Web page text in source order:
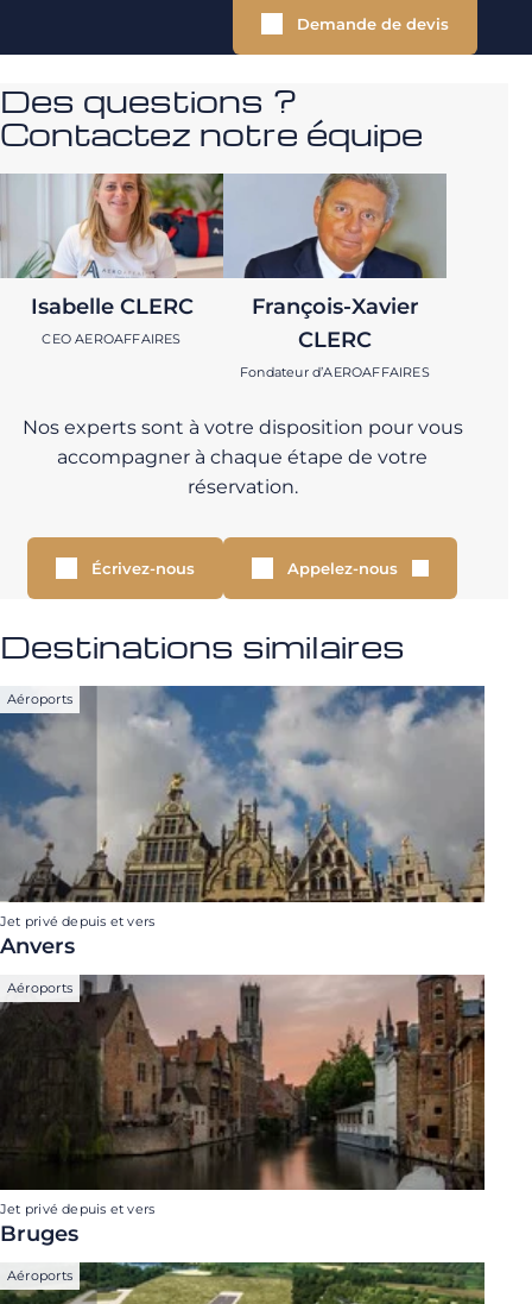
Demande de devis
Des questions ?
Contactez notre équipe
Isabelle CLERC
CEO AEROAFFAIRES
François-Xavier
CLERC
Fondateur d’AEROAFFAIRES
Nos experts sont à votre disposition pour vous
accompagner à chaque étape de votre
réservation.
Écrivez-nous Appelez-nous
Destinations similaires
Aéroports
Jet privé depuis et vers
Anvers
Aéroports
Jet privé depuis et vers
Bruges
Aéroports